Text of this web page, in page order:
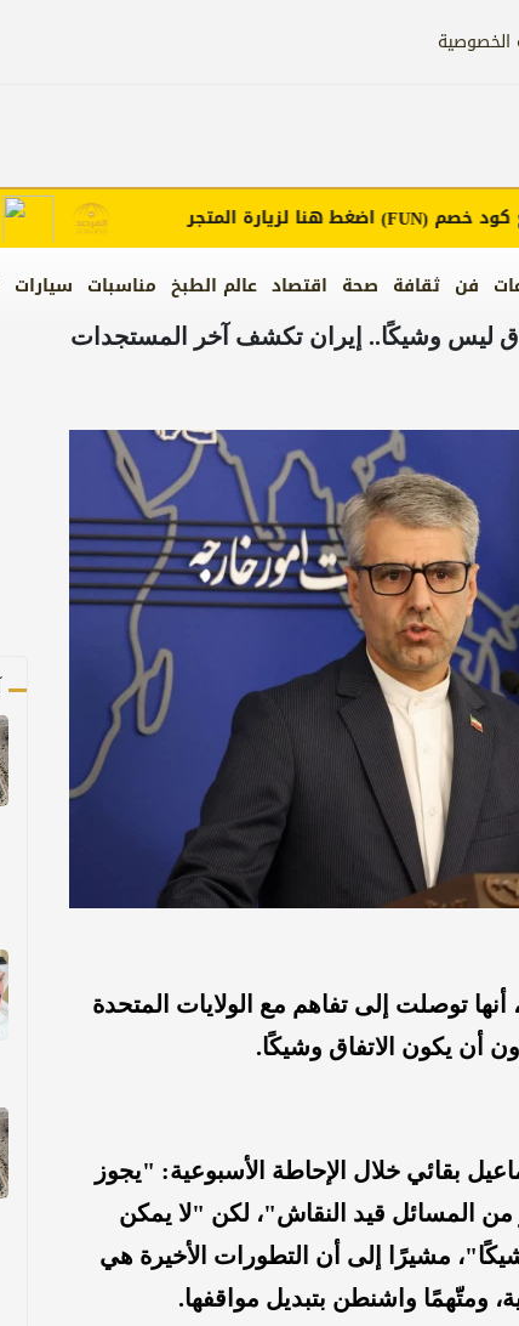
فن ثقافة صحة اقتصاد عالم الطبخ مناسبات سيارات
خصم(FUN)اضغط هنا لزيارة المتجر
ليس وشيكًا.. إيران تكشف آخر المستجدات
توصلت إلى تفاهم مع الولايات المتحدة
أن يكون الاتفاق وشيكًا.
بقائي خلال الإحاطة الأسبوعية: "يجوز
من المسائل قيد النقاش"، لكن "لا يمكن
مشيرًا إلى أن التطورات الأخيرة هي
ومتّهمًا واشنطن بتبديل مواقفها.